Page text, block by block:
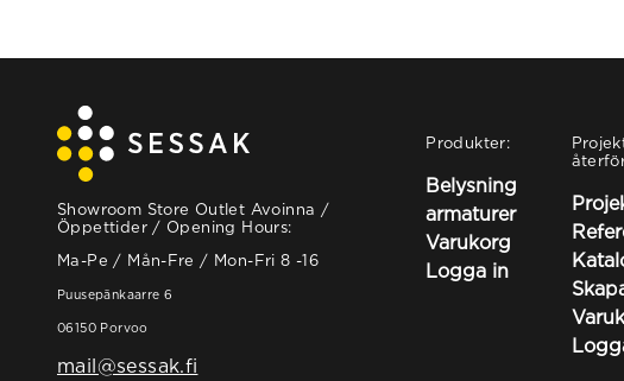
Showroom Store Outlet Avoinna /
Öppettider / Opening Hours:
Ma-Pe / Mån-Fre / Mon-Fri 8 -16
Puusepänkaarre 6
06150 Porvoo
mail@sessak.fi
Produkter:
Belysning
armaturer
Varukorg
Logga in